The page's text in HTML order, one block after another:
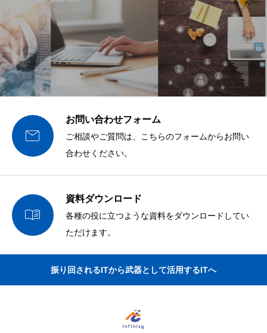

お問い合わせフォーム
ご相談やご質問は、こちらのフォームからお問い
合わせください。

資料ダウンロード
各種の役に立つような資料をダウンロードしてい
ただけます。
振り回されるITから武器として活用するITへ